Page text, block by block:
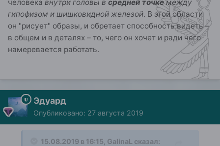
человека внутри головы в средней точкемежду
гипофизом и шишковидной железой. В этой области
он "рисует" образы, и обретает способность видеть –
в общем и в деталях – то, чего он хочет и ради чего
намеревается работать.
Эдуард
Опубликовано: 27 августа 2019
15.08.2019 в 16:15, GalinaL сказал: